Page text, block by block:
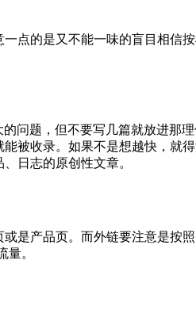
点的是又不能一味的盲目相信
问题，但不要写几篇就放进那
被收录。如果不是想越快，就
日志的原创性文章。
是产品页。而外链要注意是按
。